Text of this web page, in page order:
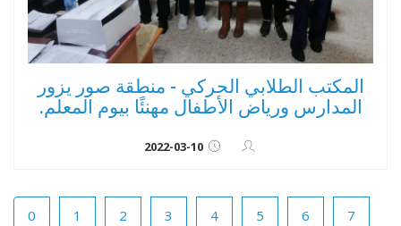
المكتب الطلابي الحركي - منطقة صور يزور
المدارس ورياض الأطفال مهنئًا بيوم المعلم.
0 1 2 3 4 5 6 7